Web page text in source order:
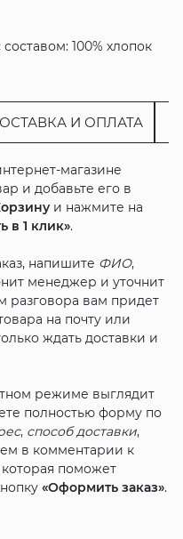
100% хлопок
И ОПЛАТА
магазине
и добавьте его в
и нажмите на
в 1 клик».
напишите ФИО,
менеджер и уточнит
разговора вам придет
на почту или
ждать доставки и
режиме выглядит
полностью форму по
, способ доставки,
в комментарии к
поможет
«Оформить заказ».